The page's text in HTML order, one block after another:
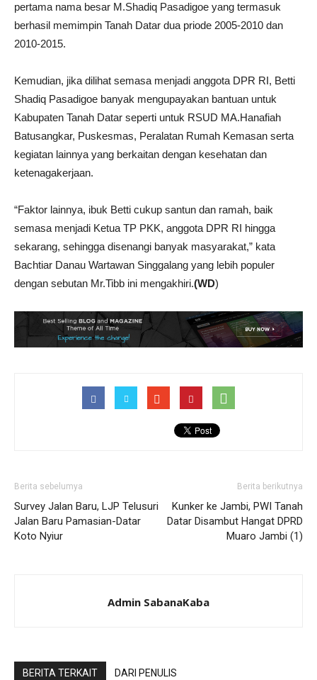
pertama nama besar M.Shadiq Pasadigoe yang termasuk
berhasil memimpin Tanah Datar dua priode 2005-2010 dan
2010-2015.
Kemudian, jika dilihat semasa menjadi anggota DPR RI, Betti
Shadiq Pasadigoe banyak mengupayakan bantuan untuk
Kabupaten Tanah Datar seperti untuk RSUD MA.Hanafiah
Batusangkar, Puskesmas, Peralatan Rumah Kemasan serta
kegiatan lainnya yang berkaitan dengan kesehatan dan
ketenagakerjaan.
“Faktor lainnya, ibuk Betti cukup santun dan ramah, baik
semasa menjadi Ketua TP PKK, anggota DPR RI hingga
sekarang, sehingga disenangi banyak masyarakat,” kata
Bachtiar Danau Wartawan Singgalang yang lebih populer
dengan sebutan Mr.Tibb ini mengakhiri.(WD)
Berita sebelumya
Survey Jalan Baru, LJP Telusuri
Jalan Baru Pamasian-Datar
Koto Nyiur
Berita berikutnya
Kunker ke Jambi, PWI Tanah
Datar Disambut Hangat DPRD
Muaro Jambi (1)
Admin SabanaKaba
BERITA TERKAIT DARI PENULIS